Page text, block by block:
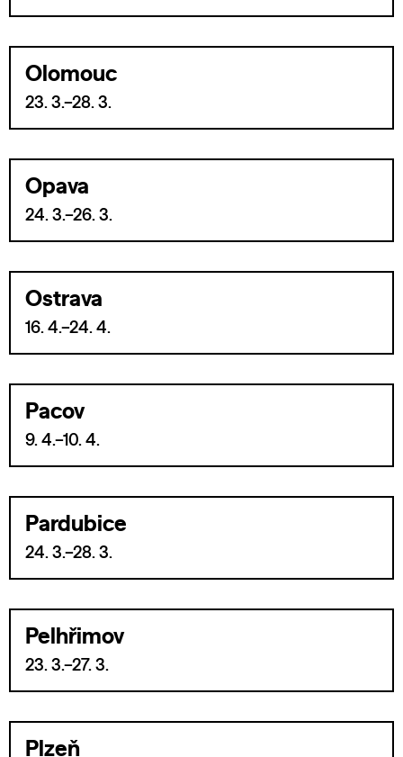
Olomouc
23. 3.–28. 3.
Opava
24. 3.–26. 3.
Ostrava
16. 4.–24. 4.
Pacov
9. 4.–10. 4.
Pardubice
24. 3.–28. 3.
Pelhřimov
23. 3.–27. 3.
Plzeň